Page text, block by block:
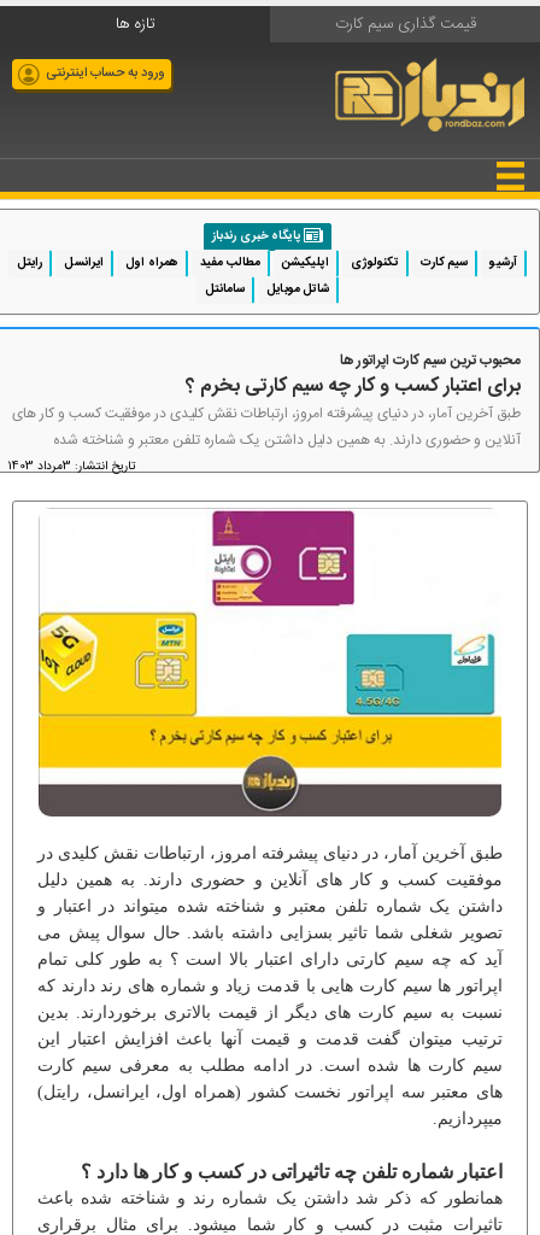
قیمت گذاری سیم کارت تازه ها
ورود به حساب اینترنتی
پایگاه خبری رندباز
آرشیو
سیم کارت تکنولوژی اپلیکیشن مطالب مفید همراه اول ایرانسل
رایتل
شاتل موبایل
سامانتل
محبوب ترین سیم کارت اپراتور ها
برای اعتبار کسب و کار چه سیم کارتی بخرم ؟
طبق آخرین آمار، در دنیای پیشرفته امروز، ارتباطات نقش کلیدی در موفقیت کسب و کار های
آنلاین و حضوری دارند. به همین دلیل داشتن یک شماره تلفن معتبر و شناخته شده
تاریخ انتشار: 3مرداد 1403
طبق آخرین آمار، در دنیای پیشرفته امروز، ارتباطات نقش کلیدی در
موفقیت کسب و کار های آنلاین و حضوری دارند. به همین دلیل
داشتن یک شماره تلفن معتبر و شناخته شده میتواند در اعتبار و
تصویر شغلی شما تاثیر بسزایی داشته باشد. حال سوال پیش می
آید که چه سیم کارتی دارای اعتبار بالا است ؟ به طور کلی تمام
اپراتور ها سیم کارت هایی با قدمت زیاد و شماره های رند دارند که
نسبت به سیم کارت های دیگر از قیمت بالاتری برخوردارند. بدین
ترتیب میتوان گفت قدمت و قیمت آنها باعث افزایش اعتبار این
سیم کارت ها شده است. در ادامه مطلب به معرفی سیم کارت
های معتبر سه اپراتور نخست کشور (همراه اول، ایرانسل، رایتل)
میپردازیم.
اعتبار شماره تلفن چه تاثیراتی در کسب و کار ها دارد ؟
همانطور که ذکر شد داشتن یک شماره رند و شناخته شده باعث
تاثیرات مثبت در کسب و کار شما میشود. برای مثال برقراری